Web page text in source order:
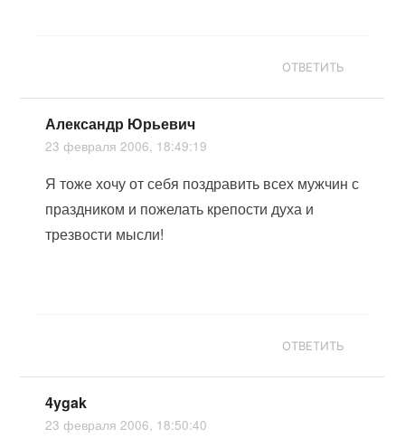
ОТВЕТИТЬ
Александр Юрьевич
23 февраля 2006, 18:49:19
Я тоже хочу от себя поздравить всех мужчин с
праздником и пожелать крепости духа и
трезвости мысли!
ОТВЕТИТЬ
4ygak
23 февраля 2006, 18:50:40